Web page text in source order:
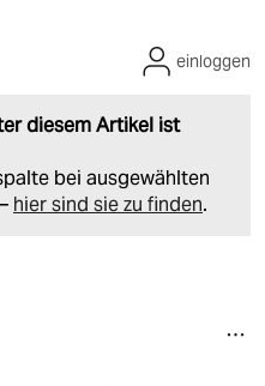
diesem Artikel ist
bei ausgewählten
hier sind sie zu finden.
einloggen